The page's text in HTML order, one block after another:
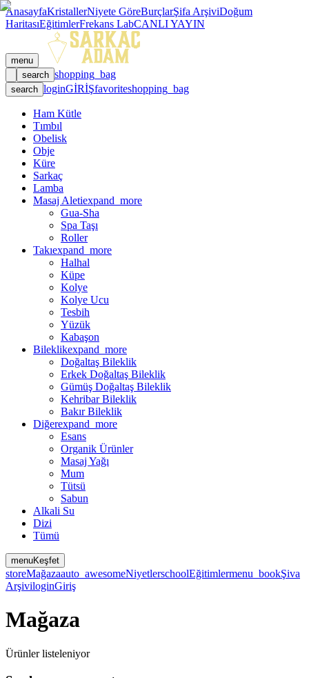
AnasayfaKristallerNiyete GöreBurçlarŞifa ArşiviDoğum
HaritasıEğitimlerFrekans LabCANLI YAYIN
menu
search shopping_bag
search loginGİRİŞfavoriteshopping_bag
Ham Kütle
Tımbıl
Obelisk
Obje
Küre
Sarkaç
Lamba
Masaj Aletiexpand_more
Gua-Sha
Spa Taşı
Roller
Takıexpand_more
Halhal
Küpe
Kolye
Kolye Ucu
Tesbih
Yüzük
Kabaşon
Bileklikexpand_more
Doğaltaş Bileklik
Erkek Doğaltaş Bileklik
Gümüş Doğaltaş Bileklik
Kehribar Bileklik
Bakır Bileklik
Diğerexpand_more
Esans
Organik Ürünler
Masaj Yağı
Mum
Tütsü
Sabun
Alkali Su
Dizi
Tümü
menuKeşfet
storeMağazaauto_awesomeNiyetlerschoolEğitimlermenu_bookŞiva
ArşiviloginGiriş
Mağaza
Ürünlerlisteleniyor